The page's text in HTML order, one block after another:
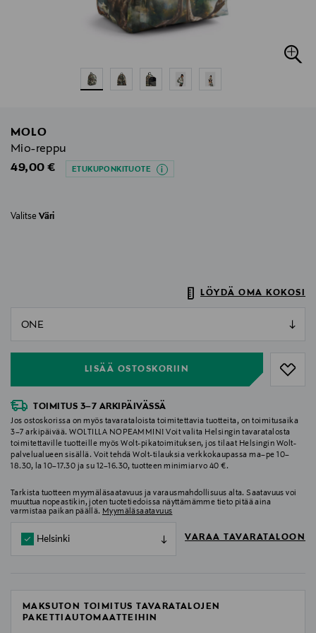
MOLO
Mio-reppu
Original Price
49,00 € ETUKUPONKITUOTE
Valitse Väri
LÖYDÄ OMA KOKOSI
LISÄÄ OSTOSKORIIN
null
TOIMITUS 3–7 ARKIPÄIVÄSSÄ
Jos ostoskorissa on myös tavarataloista toimitettavia tuotteita, on toimitusaika
3–7 arkipäivää. WOLTILLA NOPEAMMIN! Voit valita Helsingin tavaratalosta
toimitettaville tuotteille myös Wolt-pikatoimituksen, jos tilaat Helsingin Wolt-
palvelualueen sisällä. Voit tehdä Wolt-tilauksia verkkokaupassa ma–pe 10–
18.30, la 10–17.30 ja su 12–16.30, tuotteen minimiarvo 40 €.
Tarkista tuotteen myymäläsaatavuus ja varausmahdollisuus alta. Saatavuus voi
muuttua nopeastikin, joten tuotetiedoissa näyttämämme tieto pitää aina
varmistaa paikan päällä. Myymäläsaatavuus
Helsinki VARAA TAVARATALOON
MAKSUTON TOIMITUS TAVARATALOJEN
PAKETTIAUTOMAATTEIHIN